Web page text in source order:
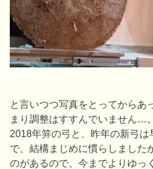
と言いつつ写真をとってから
まり調整はすすんでいません…。
2018年笄の弓と、昨年の新弓
で、結構まじめに慣らしました
のがあるので、今までよりゆっ